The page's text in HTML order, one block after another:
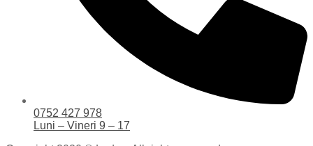
0752 427 978
Luni – Vineri 9 – 17